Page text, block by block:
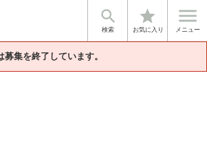

検索
star
お気に入り

メニュー
集を終了しています。
団体情報